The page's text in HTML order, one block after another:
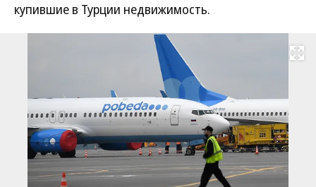
купившие в Турции недвижимость.
Развернуть